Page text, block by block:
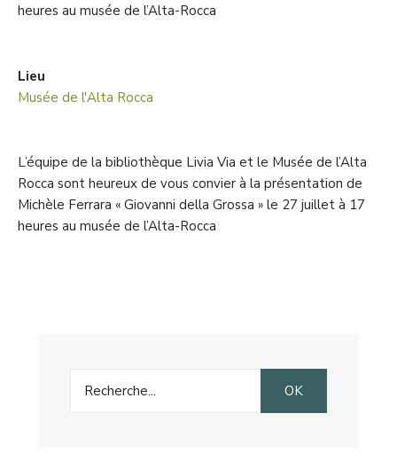
heures au musée de l’Alta-Rocca
Lieu
Musée de l'Alta Rocca
L’équipe de la bibliothèque Livia Via et le Musée de l’Alta
Rocca sont heureux de vous convier à la présentation de
Michèle Ferrara « Giovanni della Grossa » le 27 juillet à 17
heures au musée de l’Alta-Rocca
for:
OK